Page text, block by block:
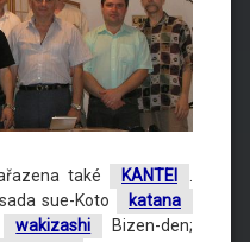
také KANTEI
.
sue-Koto
katana
wakizashi
Bizen-den;